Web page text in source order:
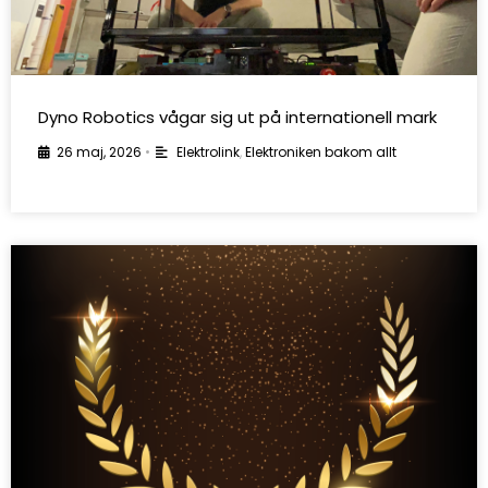
Dyno Robotics vågar sig ut på internationell mark
26 maj, 2026 • Elektrolink,Elektroniken bakom allt